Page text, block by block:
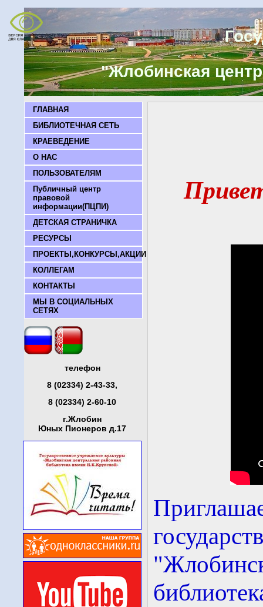
"Жлобинская
ГЛАВНАЯ
БИБЛИОТЕЧНАЯ СЕТЬ
КРАЕВЕДЕНИЕ
О НАС
ПОЛЬЗОВАТЕЛЯМ
Публичный центр
правовой
информации(ПЦПИ)
ДЕТСКАЯ СТРАНИЧКА
РЕСУРСЫ
ПРОЕКТЫ,КОНКУРСЫ,АКЦИИ
КОЛЛЕГАМ
КОНТАКТЫ
МЫ В СОЦИАЛЬНЫХ
СЕТЯХ
телефон
8 (02334) 2-43-33,
8 (02334) 2-60-10
г.Жлобин
Юных Пионеров д.17